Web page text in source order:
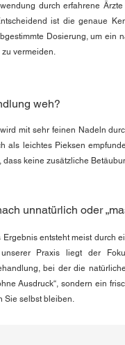
durch erfahrene
ist die genaue
Dosierung, um ein
vermeiden.
weh?
mit sehr feinen Nadeln
als leichtes Pieksen
dass keine zusätzliche
unnatürlich oder
Ergebnis entsteht meist durch
Praxis liegt der
bei der die
Ausdruck“, sondern ein
Sie selbst bleiben.